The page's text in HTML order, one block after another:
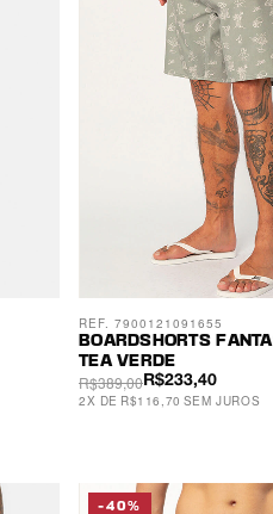
BOARDSHORTS
TEA VERDE
R$233,40
R$389,00
2X DE R$116,70 SEM JUROS
REF. 7900121091655
-40%